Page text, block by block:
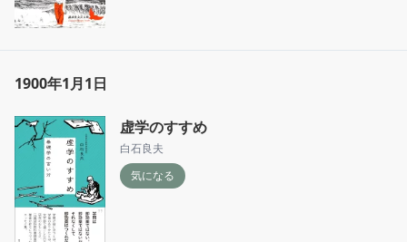
1900年1月1日
虚学のすすめ
白石良夫
気になる